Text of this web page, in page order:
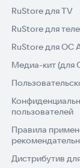
RuStore для TV
RuStore для
RuStore для ОС
Медиа-кит (для
пользователей
Правила
Дистрибутив